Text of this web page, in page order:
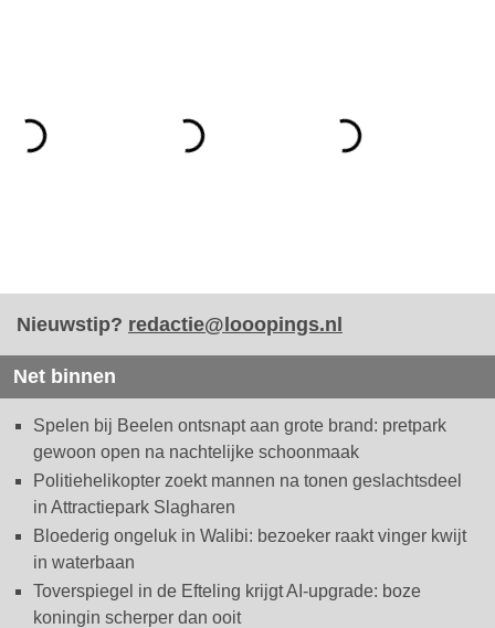
Nieuwstip? redactie@looopings.nl
Net binnen
Spelen bij Beelen ontsnapt aan grote brand: pretpark
gewoon open na nachtelijke schoonmaak
Politiehelikopter zoekt mannen na tonen geslachtsdeel
in Attractiepark Slagharen
Bloederig ongeluk in Walibi: bezoeker raakt vinger kwijt
in waterbaan
Toverspiegel in de Efteling krijgt AI-upgrade: boze
koningin scherper dan ooit